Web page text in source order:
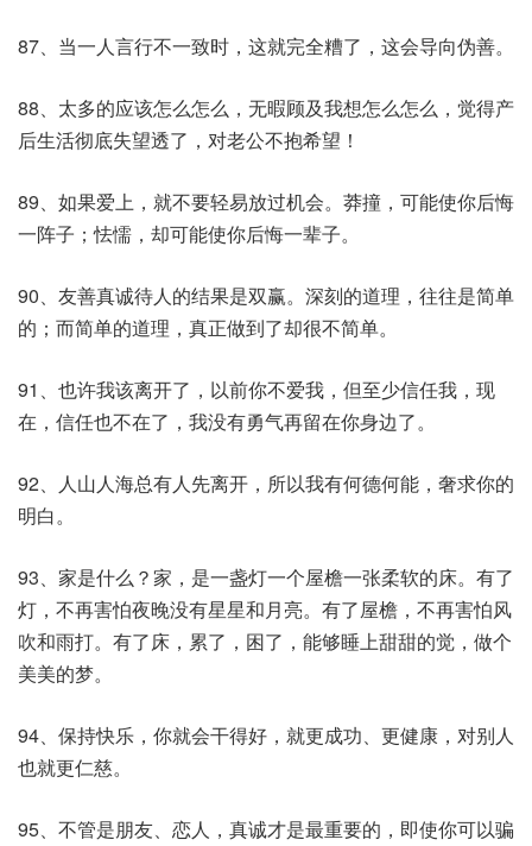
87、当一人言行不一致时，这就完全糟了，这会导向伪善。
88、太多的应该怎么怎么，无暇顾及我想怎么怎么，觉得产
后生活彻底失望透了，对老公不抱希望！
89、如果爱上，就不要轻易放过机会。莽撞，可能使你后悔
一阵子；怯懦，却可能使你后悔一辈子。
90、友善真诚待人的结果是双赢。深刻的道理，往往是简单
的；而简单的道理，真正做到了却很不简单。
91、也许我该离开了，以前你不爱我，但至少信任我，现
在，信任也不在了，我没有勇气再留在你身边了。
92、人山人海总有人先离开，所以我有何德何能，奢求你的
明白。
93、家是什么？家，是一盏灯一个屋檐一张柔软的床。有了
灯，不再害怕夜晚没有星星和月亮。有了屋檐，不再害怕风
吹和雨打。有了床，累了，困了，能够睡上甜甜的觉，做个
美美的梦。
94、保持快乐，你就会干得好，就更成功、更健康，对别人
也就更仁慈。
95、不管是朋友、恋人，真诚才是最重要的，即使你可以骗